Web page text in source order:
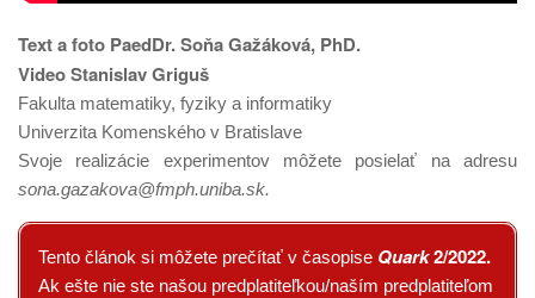
Text a foto PaedDr. Soňa Gažáková, PhD.
Video Stanislav Griguš
Fakulta matematiky, fyziky a informatiky
Univerzita Komenského v Bratislave
Svoje realizácie experimentov môžete posielať na adresu
sona.gazakova@fmph.uniba.sk.
Tento článok si môžete prečítať v časopise Quark2/2022.
Ak ešte nie ste našou predplatiteľkou/naším predplatiteľom